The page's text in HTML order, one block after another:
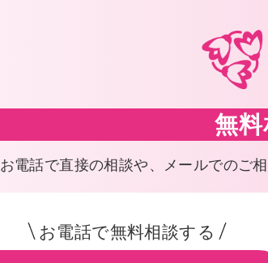
無
お電話で直接の相談や、メールでのご
お電話で無料相談する